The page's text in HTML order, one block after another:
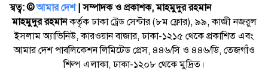
স্বত্ব: ©️আমার দেশ| সম্পাদক ও প্রকাশক, মাহমুদুর রহমান
মাহমুদুর রহমানকর্তৃক ঢাকা ট্রেড সেন্টার (৮ম ফ্লোর), ৯৯, কাজী নজরুল
ইসলাম অ্যাভিনিউ, কারওয়ান বাজার, ঢাকা-১২১৫ থেকে প্রকাশিত এবং
আমার দেশ পাবলিকেশন লিমিটেড প্রেস, ৪৪৬/সি ও ৪৪৬/ডি, তেজগাঁও
শিল্প এলাকা, ঢাকা-১২০৮ থেকে মুদ্রিত।